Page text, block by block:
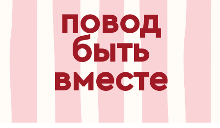
бесплатный звонок по России
узнавайте первыми о
новинках, специальных
мероприятиях, скидках иповод
быть
вместе